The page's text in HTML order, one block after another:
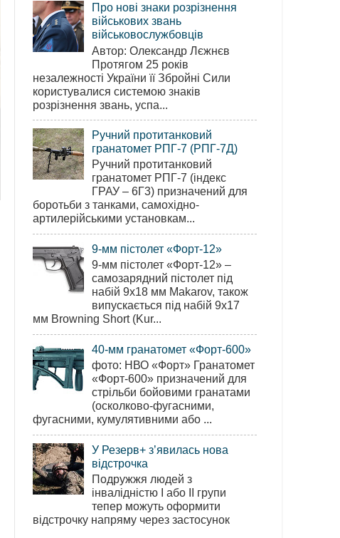
Про нові знаки розрізнення
військових звань
військовослужбовців
Автор: Олександр Лєжнєв
Протягом 25 років
незалежності України її Збройні Сили
користувалися системою знаків
розрізнення звань, успа...
Ручний протитанковий
гранатомет РПГ-7 (РПГ-7Д)
Ручний протитанковий
гранатомет РПГ-7 (індекс
ГРАУ – 6Г3) призначений для
боротьби з танками, самохідно-
артилерійськими установкам...
9-мм пістолет «Форт-12»
9-мм пістолет «Форт-12» –
самозарядний пістолет під
набій 9х18 мм Makarov, також
випускається під набій 9х17
мм Browning Short (Kur...
40-мм гранатомет «Форт-600»
фото: НВО «Форт» Гранатомет
«Форт-600» призначений для
стрільби бойовими гранатами
(осколково-фугасними,
фугасними, кумулятивними або ...
У Резерв+ з’явилась нова
відстрочка
Подружжя людей з
інвалідністю І або ІІ групи
тепер можуть оформити
відстрочку напряму через застосунок